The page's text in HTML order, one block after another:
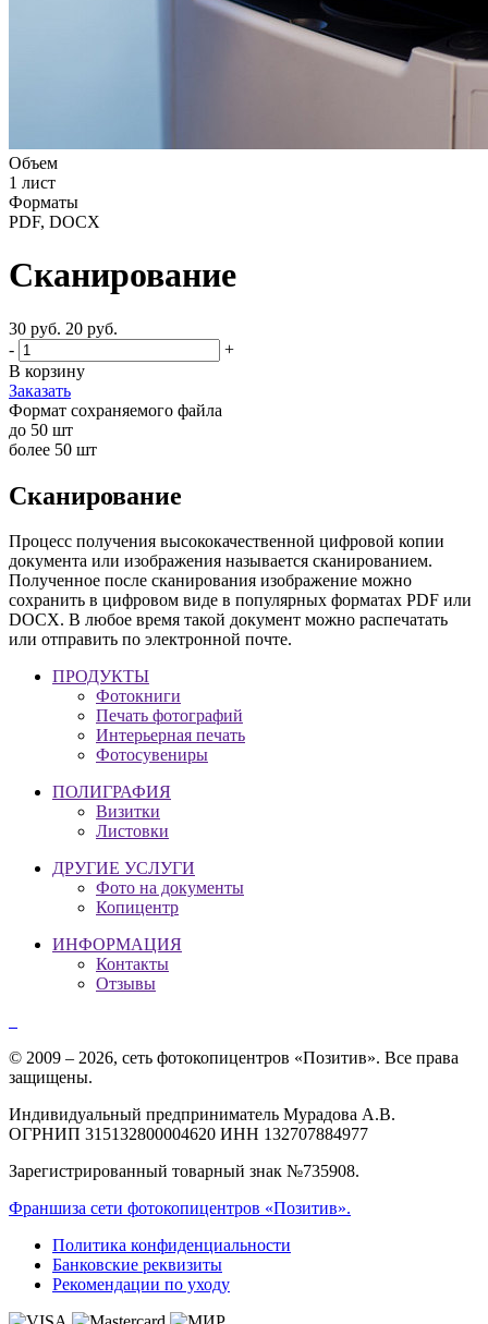
Объем
1 лист
Форматы
PDF, DOCX
Сканирование
30 руб. 20 руб.
-
+
В корзину
Заказать
Формат сохраняемого файла
до 50 шт
более 50 шт
Сканирование
Процесс получения высококачественной цифровой копии
документа или изображения называется сканированием.
Полученное после сканирования изображение можно
сохранить в цифровом виде в популярных форматах PDF или
DOCX. В любое время такой документ можно распечатать
или отправить по электронной почте.
ПРОДУКТЫ
Фотокниги
Печать фотографий
Интерьерная печать
Фотосувениры
ПОЛИГРАФИЯ
Визитки
Листовки
ДРУГИЕ УСЛУГИ
Фото на документы
Копицентр
ИНФОРМАЦИЯ
Контакты
Отзывы
© 2009 – 2026, сеть фотокопицентров «Позитив». Все права
защищены.
Индивидуальный предприниматель Мурадова А.В.
ОГРНИП 315132800004620 ИНН 132707884977
Зарегистрированный товарный знак №735908.
Франшиза сети фотокопицентров «Позитив».
Политика конфиденциальности
Банковские реквизиты
Рекомендации по уходу